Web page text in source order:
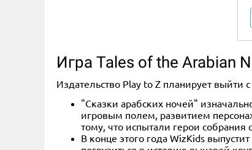
Игра Tales of the Arabian
Издательство Play to Z планирует выйти
"Сказки арабских ночей"
игровым полем, развитием
тому, что испытали герои собрания
В конце этого года WizKids